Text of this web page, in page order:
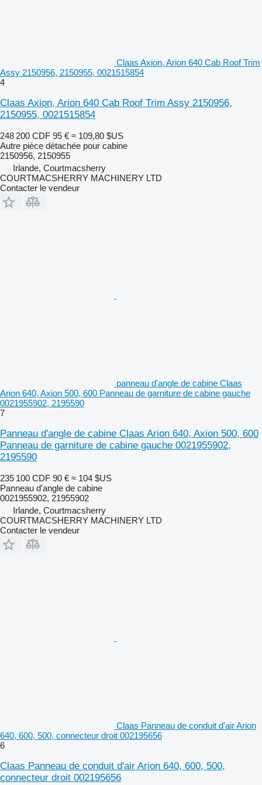
Claas Axion, Arion 640 Cab Roof Trim
Assy 2150956, 2150955, 0021515854
4
Claas Axion, Arion 640 Cab Roof Trim Assy 2150956,
2150955, 0021515854
248 200 CDF 95 € ≈ 109,80 $US
Autre pièce détachée pour cabine
2150956, 2150955
Irlande, Courtmacsherry
COURTMACSHERRY MACHINERY LTD
Contacter le vendeur
panneau d'angle de cabine Claas
Arion 640, Axion 500, 600 Panneau de garniture de cabine gauche
0021955902, 2195590
7
Panneau d'angle de cabine Claas Arion 640, Axion 500, 600
Panneau de garniture de cabine gauche 0021955902,
2195590
235 100 CDF 90 € ≈ 104 $US
Panneau d'angle de cabine
0021955902, 21955902
Irlande, Courtmacsherry
COURTMACSHERRY MACHINERY LTD
Contacter le vendeur
Claas Panneau de conduit d'air Arion
640, 600, 500, connecteur droit 002195656
6
Claas Panneau de conduit d'air Arion 640, 600, 500,
connecteur droit 002195656